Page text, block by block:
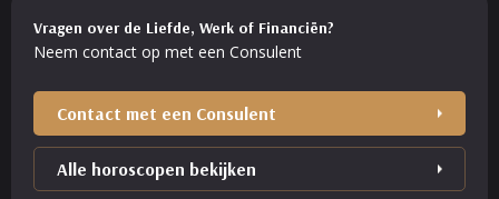
Vragen over de Liefde, Werk of Financiën?
Neem contact op met een Consulent
Contact met een Consulent
Alle horoscopen bekijken